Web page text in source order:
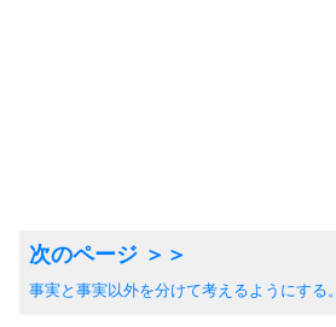
事実と事実以外を分けて考えるようにする。